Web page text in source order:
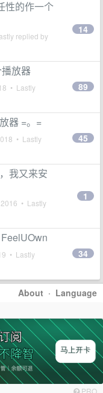
性的作一个
replied by
14
放器
• Lastly
89
器 =。=
• Lastly
45
我又来安
• Lastly
1
• Lastly
34
About · Language
PRO